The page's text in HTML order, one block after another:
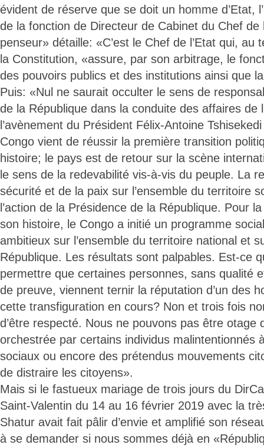
évident de réserve que se doit un homme d’Etat,
de la fonction de Directeur de Cabinet du Chef de
penseur» détaille: «C’est le Chef de l’Etat qui, au
la Constitution, «assure, par son arbitrage, le
des pouvoirs publics et des institutions ainsi que
Puis: «Nul ne saurait occulter le sens de
de la République dans la conduite des affaires de
l’avènement du Président Félix-Antoine
Congo vient de réussir la première transition
histoire; le pays est de retour sur la scène
le sens de la redevabilité vis-à-vis du peuple. La
sécurité et de la paix sur l’ensemble du territoire
l’action de la Présidence de la République. Pour
son histoire, le Congo a initié un programme
ambitieux sur l’ensemble du territoire national et
République. Les résultats sont palpables. Est-ce
permettre que certaines personnes, sans qualité
de preuve, viennent ternir la réputation d’un des
cette transfiguration en cours? Non et trois fois
d’être respecté. Nous ne pouvons pas être otage
orchestrée par certains individus malintentionnés
sociaux ou encore des prétendus mouvements
de distraire les citoyens».
Mais si le fastueux mariage de trois jours du
Saint-Valentin du 14 au 16 février 2019 avec la
Shatur avait fait pâlir d’envie et amplifié son
à se demander si nous sommes déjà en